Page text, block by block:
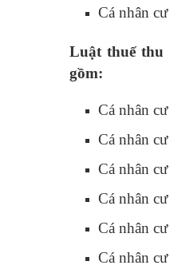
Cá nhân
Luật thuế thu
gồm:
Cá nhân
Cá nhân
Cá nhân
Cá nhân
Cá nhân
Cá nhân